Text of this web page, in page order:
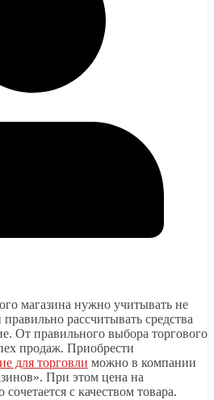
магазина нужно учитывать не
рассчитывать средства
От правильного выбора торгового
продаж. Приобрести
для торговли можно в компании
При этом цена на
с качеством товара.